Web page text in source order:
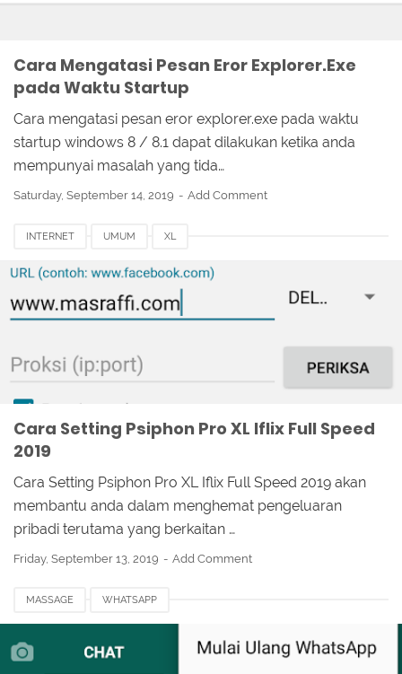
Cara Mengatasi Pesan Eror Explorer.Exe
pada Waktu Startup
Cara mengatasi pesan eror explorer.exe pada waktu
startup windows 8 / 8.1 dapat dilakukan ketika anda
mempunyai masalah yang tida…
Saturday, September 14, 2019 Add Comment
INTERNET UMUM XL
Cara Setting Psiphon Pro XL Iflix Full Speed
2019
Cara Setting Psiphon Pro XL Iflix Full Speed 2019 akan
membantu anda dalam menghemat pengeluaran
pribadi terutama yang berkaitan …
Friday, September 13, 2019 Add Comment
MASSAGE WHATSAPP